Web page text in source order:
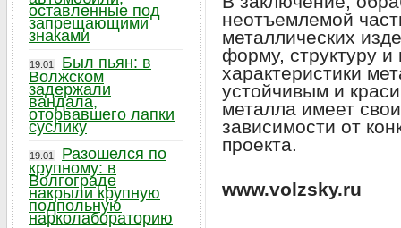
неотъемлемой
металлических
форму, структуру
характеристики
устойчивым и
металла имеет
зависимости от
проекта.
www.volzsky.ru
оставленные под
запрещающими
знаками
19.01
Был пьян: в
Волжском
задержали
вандала,
оторвавшего лапки
суслику
19.01
Разошелся по
крупному: в
Волгограде
накрыли крупную
подпольную
нарколабораторию